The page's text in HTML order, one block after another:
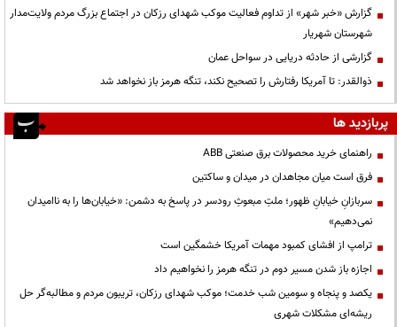
گزارش «خبر شهر» از تداوم فعالیت موکب شهدای رزکان در اجتماع بزرگ مردم ولایت‌مدار
شهرستان شهریار
گزارشی از حادثه دریایی در سواحل عمان
ذوالقدر: تا آمریکا رفتارش را تصحیح نکند، تنگه هرمز باز نخواهد شد
پربازدید ها
راهنمای خرید محصولات برق صنعتی ABB
فرق است میان مجاهدان در میدان و ساکتین
سربازانِ خیابانِ ظهور؛ ملتِ مبعوثِ رودسر در پاسخ به دشمن: «خیابان‌ها را به ناامیدان
نمی‌دهیم»
ترامپ از افشای کمبود مهمات آمریکا خشمگین است
اجازه باز شدن مسیر دوم در تنگه هرمز را نخواهیم داد
یکصد و پنجاه و سومین شب خدمت؛ موکب شهدای رزکان، تریبون مردم و مطالبه‌گر حل
ریشه‌ای مشکلات شهری